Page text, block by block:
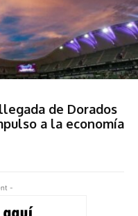
de Dorados
a la economía
-